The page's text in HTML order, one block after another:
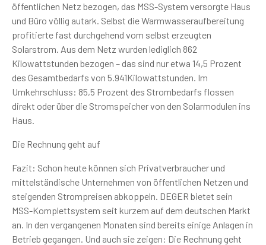
öffentlichen Netz bezogen, das MSS-System versorgte Haus
und Büro völlig autark. Selbst die Warmwasseraufbereitung
profitierte fast durchgehend vom selbst erzeugten
Solarstrom. Aus dem Netz wurden lediglich 862
Kilowattstunden bezogen – das sind nur etwa 14,5 Prozent
des Gesamtbedarfs von 5.941Kilowattstunden. Im
Umkehrschluss: 85,5 Prozent des Strombedarfs flossen
direkt oder über die Stromspeicher von den Solarmodulen ins
Haus.
Die Rechnung geht auf
Fazit: Schon heute können sich Privatverbraucher und
mittelständische Unternehmen von öffentlichen Netzen und
steigenden Strompreisen abkoppeln. DEGER bietet sein
MSS-Komplettsystem seit kurzem auf dem deutschen Markt
an. In den vergangenen Monaten sind bereits einige Anlagen in
Betrieb gegangen. Und auch sie zeigen: Die Rechnung geht